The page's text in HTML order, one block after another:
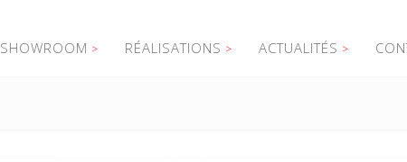
SHOWROOM RÉALISATIONS ACTUALITÉS